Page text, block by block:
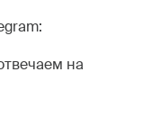
на